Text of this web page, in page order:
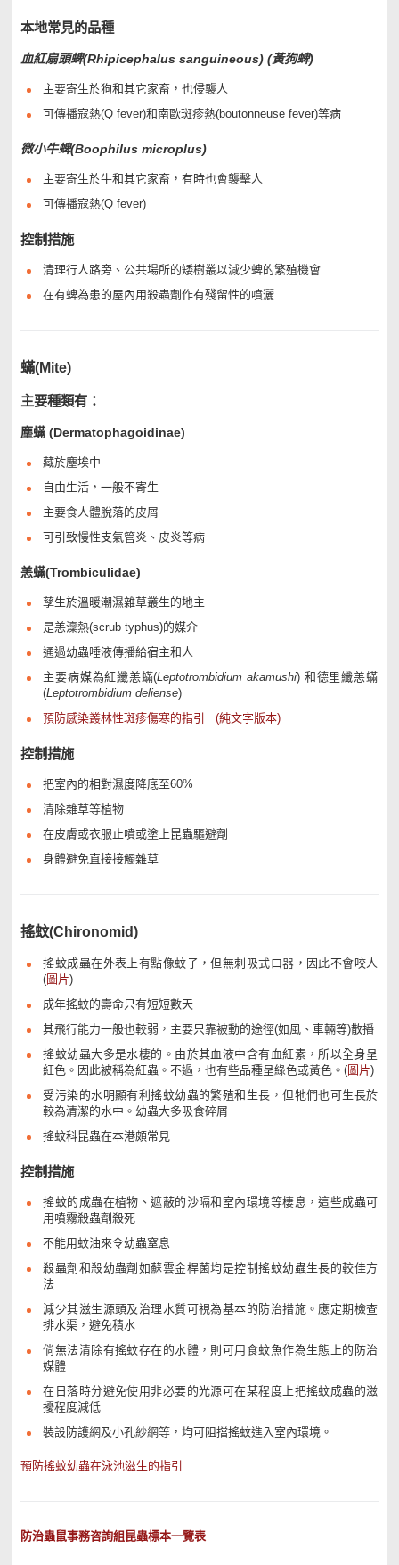
本地常見的品種
血紅扇頭蜱(Rhipicephalus sanguineous) (黃狗蜱)
主要寄生於狗和其它家畜，也侵襲人
可傳播寇熱(Q fever)和南歐斑疹熱(boutonneuse fever)等病
微小牛蜱(Boophilus microplus)
主要寄生於牛和其它家畜，有時也會襲擊人
可傳播寇熱(Q fever)
控制措施
清理行人路旁、公共場所的矮樹叢以減少蜱的繁殖機會
在有蜱為患的屋內用殺蟲劑作有殘留性的噴灑
蟎(Mite)
主要種類有：
塵蟎 (Dermatophagoidinae)
藏於塵埃中
自由生活，一般不寄生
主要食人體脫落的皮屑
可引致慢性支氣管炎、皮炎等病
恙蟎(Trombiculidae)
孳生於溫暖潮濕雜草叢生的地主
是恙澟熱(scrub typhus)的媒介
通過幼蟲唾液傳播給宿主和人
主要病媒為紅纖恙蟎(Leptotrombidium akamushi) 和德里纖恙蟎
(Leptotrombidium deliense)
預防感染叢林性斑疹傷寒的指引
(純文字版本)
控制措施
把室內的相對濕度降底至60%
清除雜草等植物
在皮膚或衣服止噴或塗上昆蟲驅避劑
身體避免直接接觸雜草
搖蚊(Chironomid)
搖蚊成蟲在外表上有點像蚊子，但無刺吸式口器，因此不會咬人
(圖片)
成年搖蚊的壽命只有短短數天
其飛行能力一般也較弱，主要只靠被動的途徑(如風、車輛等)散播
搖蚊幼蟲大多是水棲的。由於其血液中含有血紅素，所以全身呈
紅色。因此被稱為紅蟲。不過，也有些品種呈綠色或黃色。(圖片)
受污染的水明顯有利搖蚊幼蟲的繁殖和生長，但牠們也可生長於
較為清潔的水中。幼蟲大多吸食碎屑
搖蚊科昆蟲在本港頗常見
控制措施
搖蚊的成蟲在植物、遮蔽的沙隔和室內環境等棲息，這些成蟲可
用噴霧殺蟲劑殺死
不能用蚊油來令幼蟲窒息
殺蟲劑和殺幼蟲劑如蘇雲金桿菌均是控制搖蚊幼蟲生長的較佳方
法
減少其滋生源頭及治理水質可視為基本的防治措施。應定期檢查
排水渠，避免積水
倘無法清除有搖蚊存在的水體，則可用食蚊魚作為生態上的防治
媒體
在日落時分避免使用非必要的光源可在某程度上把搖蚊成蟲的滋
擾程度減低
裝設防護網及小孔紗網等，均可阻擋搖蚊進入室內環境。
預防搖蚊幼蟲在泳池滋生的指引
防治蟲鼠事務咨詢組昆蟲標本一覽表